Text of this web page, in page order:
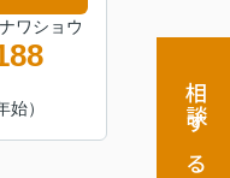
相談する
ワショウ
始）